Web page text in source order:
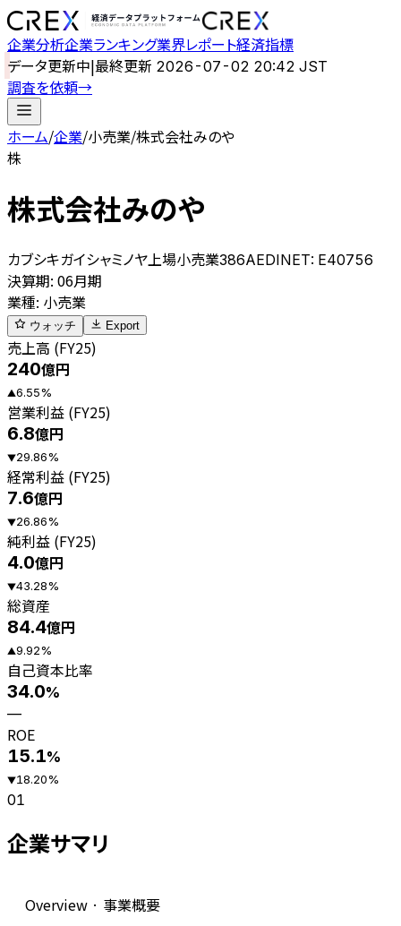
企業分析企業ランキング業界レポート経済指標
データ更新中|最終更新 2026-07-02 20:42 JST
調査を依頼→
ホーム/企業/小売業/株式会社みのや
株
株式会社みのや
カブシキガイシャミノヤ 上場小売業386AEDINET: E40756
決算期: 06月期
業種: 小売業
ウォッチ Export
売上高 (FY25)
240億円
▲6.55%
営業利益 (FY25)
6.8億円
▼29.86%
経常利益 (FY25)
7.6億円
▼26.86%
純利益 (FY25)
4.0億円
▼43.28%
総資産
84.4億円
▲9.92%
自己資本比率
34.0%
—
ROE
15.1%
▼18.20%
01
企業サマリ
Overview · 事業概要